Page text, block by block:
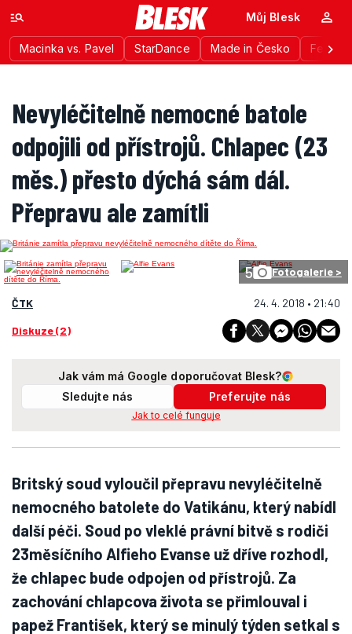
Macinka vs. Pavel StarDance Made in Česko
Můj Blesk
Nevyléčitelně nemocné batole
odpojili od přístrojů. Chlapec (23
měs.) přesto dýchá sám dál.
Přepravu ale zamítli
5 Fotogalerie >
ČTK 24. 4. 2018 • 21:40
Diskuze (2)
Jak vám má Google doporučovat Blesk?
Sledujte nás
Preferujte nás
Jak to celé funguje
Britský soud vyloučil přepravu nevyléčitelně
nemocného batolete do Vatikánu, který nabídl
další péči. Soud po vleklé právní bitvě s rodiči
23měsíčního Alfieho Evanse už dříve rozhodl,
že chlapec bude odpojen od přístrojů. Za
zachování chlapcova života se přimlouval i
papež František, který se minulý týden setkal s